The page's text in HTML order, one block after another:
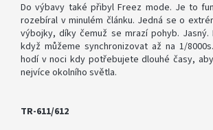
Do výbavy také přibyl Freez mode. Je to
rozebíral v minulém článku. Jedná se o
výbojky, díky čemuž se mrazí pohyb.
když můžeme synchronizovat až na 1/
hodí v noci kdy potřebujete dlouhé časy,
nejvíce okolního světla.
TR-611/612